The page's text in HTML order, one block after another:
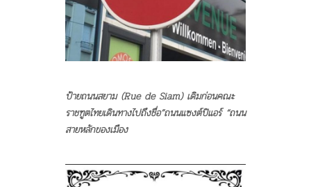
ป้ายถนนสยาม (Rue de Siam) เดิมก่อนคณะ
ราชฑูตไทยเดินทางไปถึงชื่อ”ถนนแซงต์ปิแอร์ “ถนน
สายหลักของเมือง